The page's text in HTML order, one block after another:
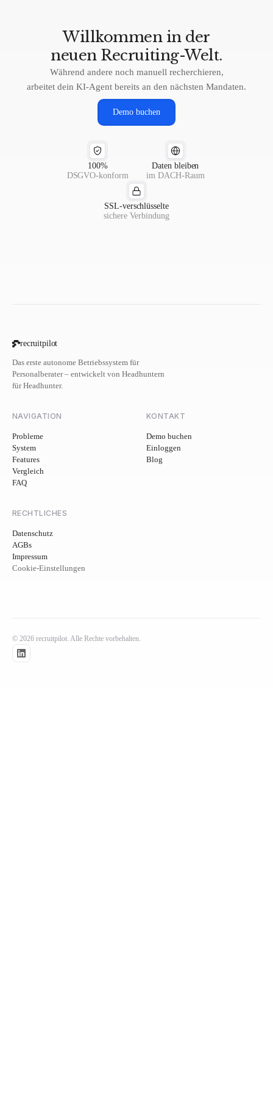
Willkommen in der
neuen Recruiting-Welt.
Während andere noch manuell recherchieren,
arbeitet dein KI-Agent bereits an den nächsten Mandaten.
Demo buchen
100%
DSGVO-konform
Daten bleiben
im DACH-Raum
SSL-verschlüsselte
sichere Verbindung
recruitpilot
Das erste autonome Betriebssystem für
Personalberater – entwickelt von Headhuntern
für Headhunter.
NAVIGATION
Probleme
System
Features
Vergleich
FAQ
KONTAKT
Demo buchen
Einloggen
Blog
RECHTLICHES
Datenschutz
AGBs
Impressum
Cookie-Einstellungen
© 2026 recruitpilot. Alle Rechte vorbehalten.